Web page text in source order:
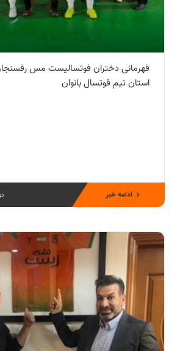
قهرمانی دختران فوتسالیست مس
استان تیم فوتسال بانوان
ادامه خبر